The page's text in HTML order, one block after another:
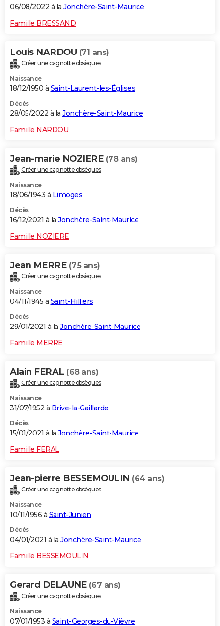
06/08/2022 à la Jonchère-Saint-Maurice
Famille BRESSAND
Louis NARDOU (71 ans)
Créer une cagnotte obsèques
Naissance
18/12/1950 à Saint-Laurent-les-Églises
Décès
28/05/2022 à la Jonchère-Saint-Maurice
Famille NARDOU
Jean-marie NOZIERE (78 ans)
Créer une cagnotte obsèques
Naissance
18/06/1943 à Limoges
Décès
16/12/2021 à la Jonchère-Saint-Maurice
Famille NOZIERE
Jean MERRE (75 ans)
Créer une cagnotte obsèques
Naissance
04/11/1945 à Saint-Hilliers
Décès
29/01/2021 à la Jonchère-Saint-Maurice
Famille MERRE
Alain FERAL (68 ans)
Créer une cagnotte obsèques
Naissance
31/07/1952 à Brive-la-Gaillarde
Décès
15/01/2021 à la Jonchère-Saint-Maurice
Famille FERAL
Jean-pierre BESSEMOULIN (64 ans)
Créer une cagnotte obsèques
Naissance
10/11/1956 à Saint-Junien
Décès
04/01/2021 à la Jonchère-Saint-Maurice
Famille BESSEMOULIN
Gerard DELAUNE (67 ans)
Créer une cagnotte obsèques
Naissance
07/01/1953 à Saint-Georges-du-Vièvre